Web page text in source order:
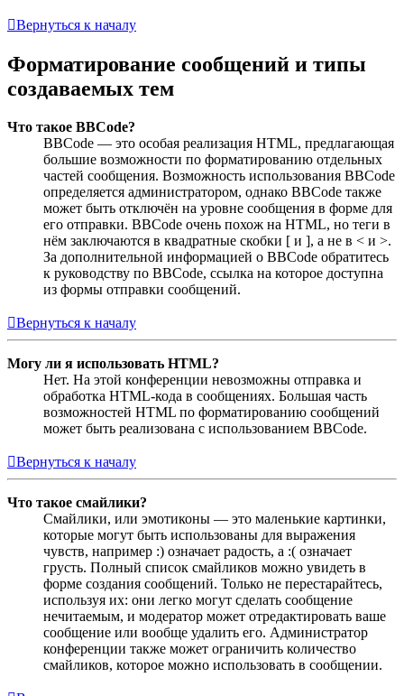
Вернуться к началу
Форматирование сообщений и типы
создаваемых тем
Что такое BBCode?
BBCode — это особая реализация HTML, предлагающая
большие возможности по форматированию отдельных
частей сообщения. Возможность использования BBCode
определяется администратором, однако BBCode также
может быть отключён на уровне сообщения в форме для
его отправки. BBCode очень похож на HTML, но теги в
нём заключаются в квадратные скобки [ и ], а не в < и >.
За дополнительной информацией о BBCode обратитесь
к руководству по BBCode, ссылка на которое доступна
из формы отправки сообщений.
Вернуться к началу
Могу ли я использовать HTML?
Нет. На этой конференции невозможны отправка и
обработка HTML-кода в сообщениях. Большая часть
возможностей HTML по форматированию сообщений
может быть реализована с использованием BBCode.
Вернуться к началу
Что такое смайлики?
Смайлики, или эмотиконы — это маленькие картинки,
которые могут быть использованы для выражения
чувств, например :) означает радость, а :( означает
грусть. Полный список смайликов можно увидеть в
форме создания сообщений. Только не перестарайтесь,
используя их: они легко могут сделать сообщение
нечитаемым, и модератор может отредактировать ваше
сообщение или вообще удалить его. Администратор
конференции также может ограничить количество
смайликов, которое можно использовать в сообщении.